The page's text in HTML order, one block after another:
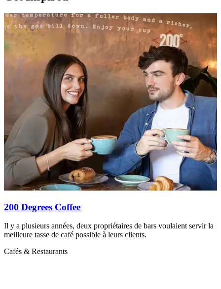
200 Degrees Coffee
Il y a plusieurs années, deux propriétaires de bars voulaient servir la
meilleure tasse de café possible à leurs clients.
Cafés & Restaurants